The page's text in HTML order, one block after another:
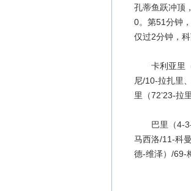
孔蒂鱼跃冲顶
0。第51分钟
仅过2分钟，
卡利亚里（
尼/10-拉扎里
里（72’23-拉
巴里（4-3-
马西洛/11-科
德-维泽）/69-